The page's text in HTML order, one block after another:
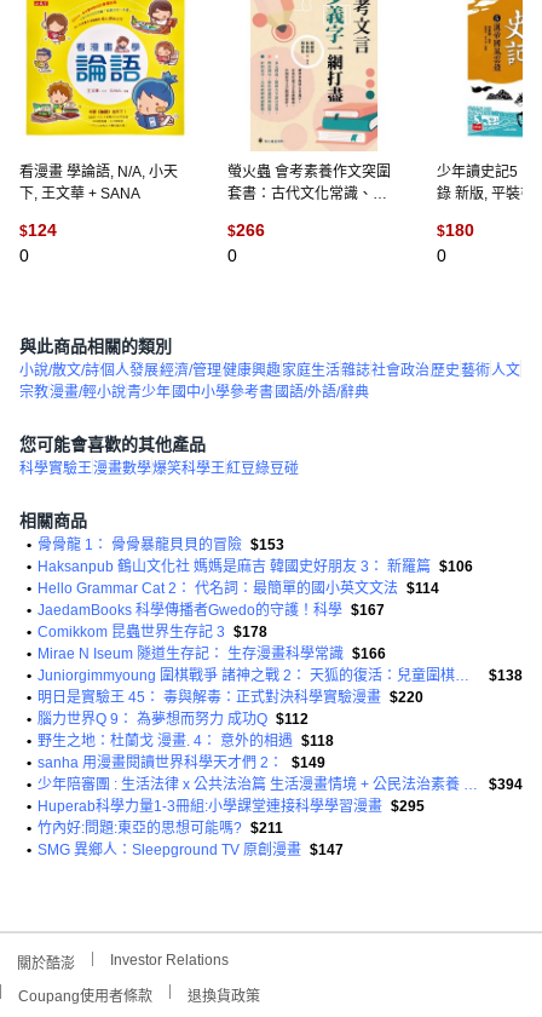
看漫畫 學論語, N/A, 小天
下, 王文華 + SANA
$124
0
螢火蟲 會考素養作文突圍
套書：古代文化常識、閱
考衝刺必備, 會考文言多義
字一網打盡
$266
0
少年讀史記5：
錄 新版, 平裝書
$180
0
與此商品相關的類別
小說/散文/詩個人發展經濟/管理健康興趣家庭生活雜誌社會政治歷史藝術人文
宗教漫畫/輕小說青少年國中小學參考書國語/外語/辭典
您可能會喜歡的其他產品
科學實驗王漫畫數學爆笑科學王紅豆綠豆碰
相關商品
• 骨骨龍 1： 骨骨暴龍貝貝的冒險 $153
• Haksanpub 鶴山文化社 媽媽是麻吉 韓國史好朋友 3： 新羅篇 $106
• Hello Grammar Cat 2： 代名詞：最簡單的國小英文文法 $114
• JaedamBooks 科學傳播者Gwedo的守護！科學 $167
• Comikkom 昆蟲世界生存記 3 $178
• Mirae N Iseum 隧道生存記： 生存漫畫科學常識 $166
•
$138
• 明日是實驗王 45： 毒與解毒：正式對決科學實驗漫畫 $220
• 腦力世界Q 9： 為夢想而努力 成功Q $112
• 野生之地：杜蘭戈 漫畫. 4： 意外的相遇 $118
• sanha 用漫畫閱讀世界科學天才們 2：
$149
•
$394
• Huperab科學力量1-3冊組:小學課堂連接科學學習漫畫 $295
• 竹內好:問題:東亞的思想可能嗎? $211
• SMG 異鄉人：Sleepground TV 原創漫畫 $147
關於酷澎 Investor Relations
Coupang使用者條款 退換貨政策